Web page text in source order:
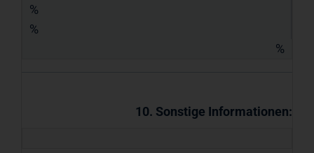
%
%
%
10. Sonstige Informationen: